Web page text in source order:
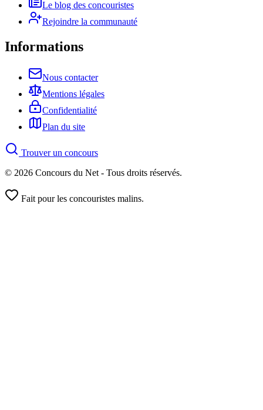
Le blog des concouristes
Rejoindre la communauté
Informations
Nous contacter
Mentions légales
Confidentialité
Plan du site
Trouver un concours
© 2026 Concours du Net - Tous droits réservés.
Fait pour les concouristes malins.